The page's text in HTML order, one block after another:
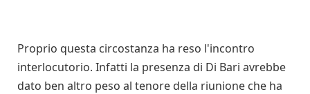
Proprio questa circostanza ha reso l'incontro
interlocutorio. Infatti la presenza di Di Bari avrebbe
dato ben altro peso al tenore della riunione che ha